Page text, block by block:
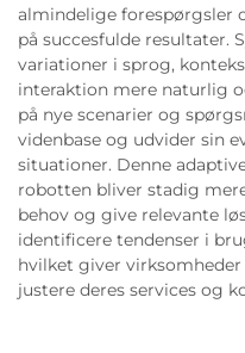
almindelige forespørgsler
på succesfulde resultater.
variationer i sprog,
interaktion mere naturlig
på nye scenarier og
videnbase og udvider sin
situationer. Denne
robotten bliver stadig
behov og give relevante
identificere tendenser i
hvilket giver
justere deres services og